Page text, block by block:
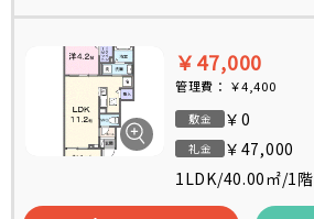
￥47,000
管理費： ￥4,400
敷金 ￥0
礼金
￥47,000
1LDK/40.00㎡/1階